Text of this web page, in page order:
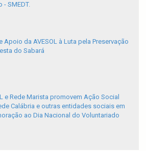
- SMEDT.
Apoio da AVESOL à Luta pela Preservação
do Sabará
e Rede Marista promovem Ação Social
Calábria e outras entidades sociais em
ao Dia Nacional do Voluntariado